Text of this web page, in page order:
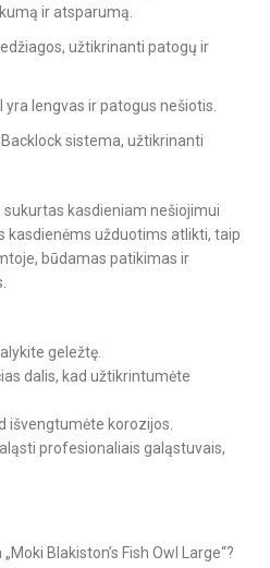
ir atsparumą.
užtikrinanti patogų ir
yra lengvas ir patogus nešiotis.
sistema, užtikrinanti
sukurtas kasdieniam nešiojimui
kasdienėms užduotims atlikti, taip
būdamas patikimas ir
geležtę.
dalis, kad užtikrintumėte
išvengtumėte korozijos.
profesionaliais galąstuvais,
Blakiston’s Fish Owl Large“?